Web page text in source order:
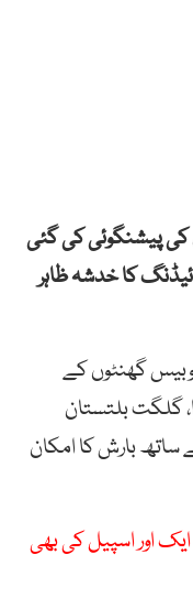
کی پیشنگوئی کی گئی
کا خدشہ ظاہر
گھنٹوں کے
گلگت بلتستان
ساتھ بارش کا امکان
اور اسپیل کی بھی